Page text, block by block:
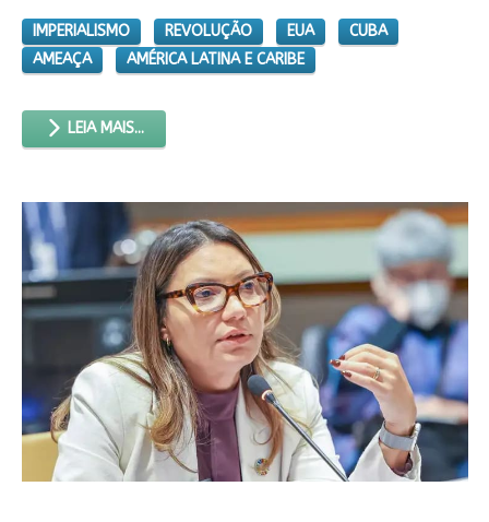
IMPERIALISMO REVOLUÇÃO EUA
CUBA
AMEAÇA
AMÉRICA LATINA E CARIBE
LEIA MAIS...